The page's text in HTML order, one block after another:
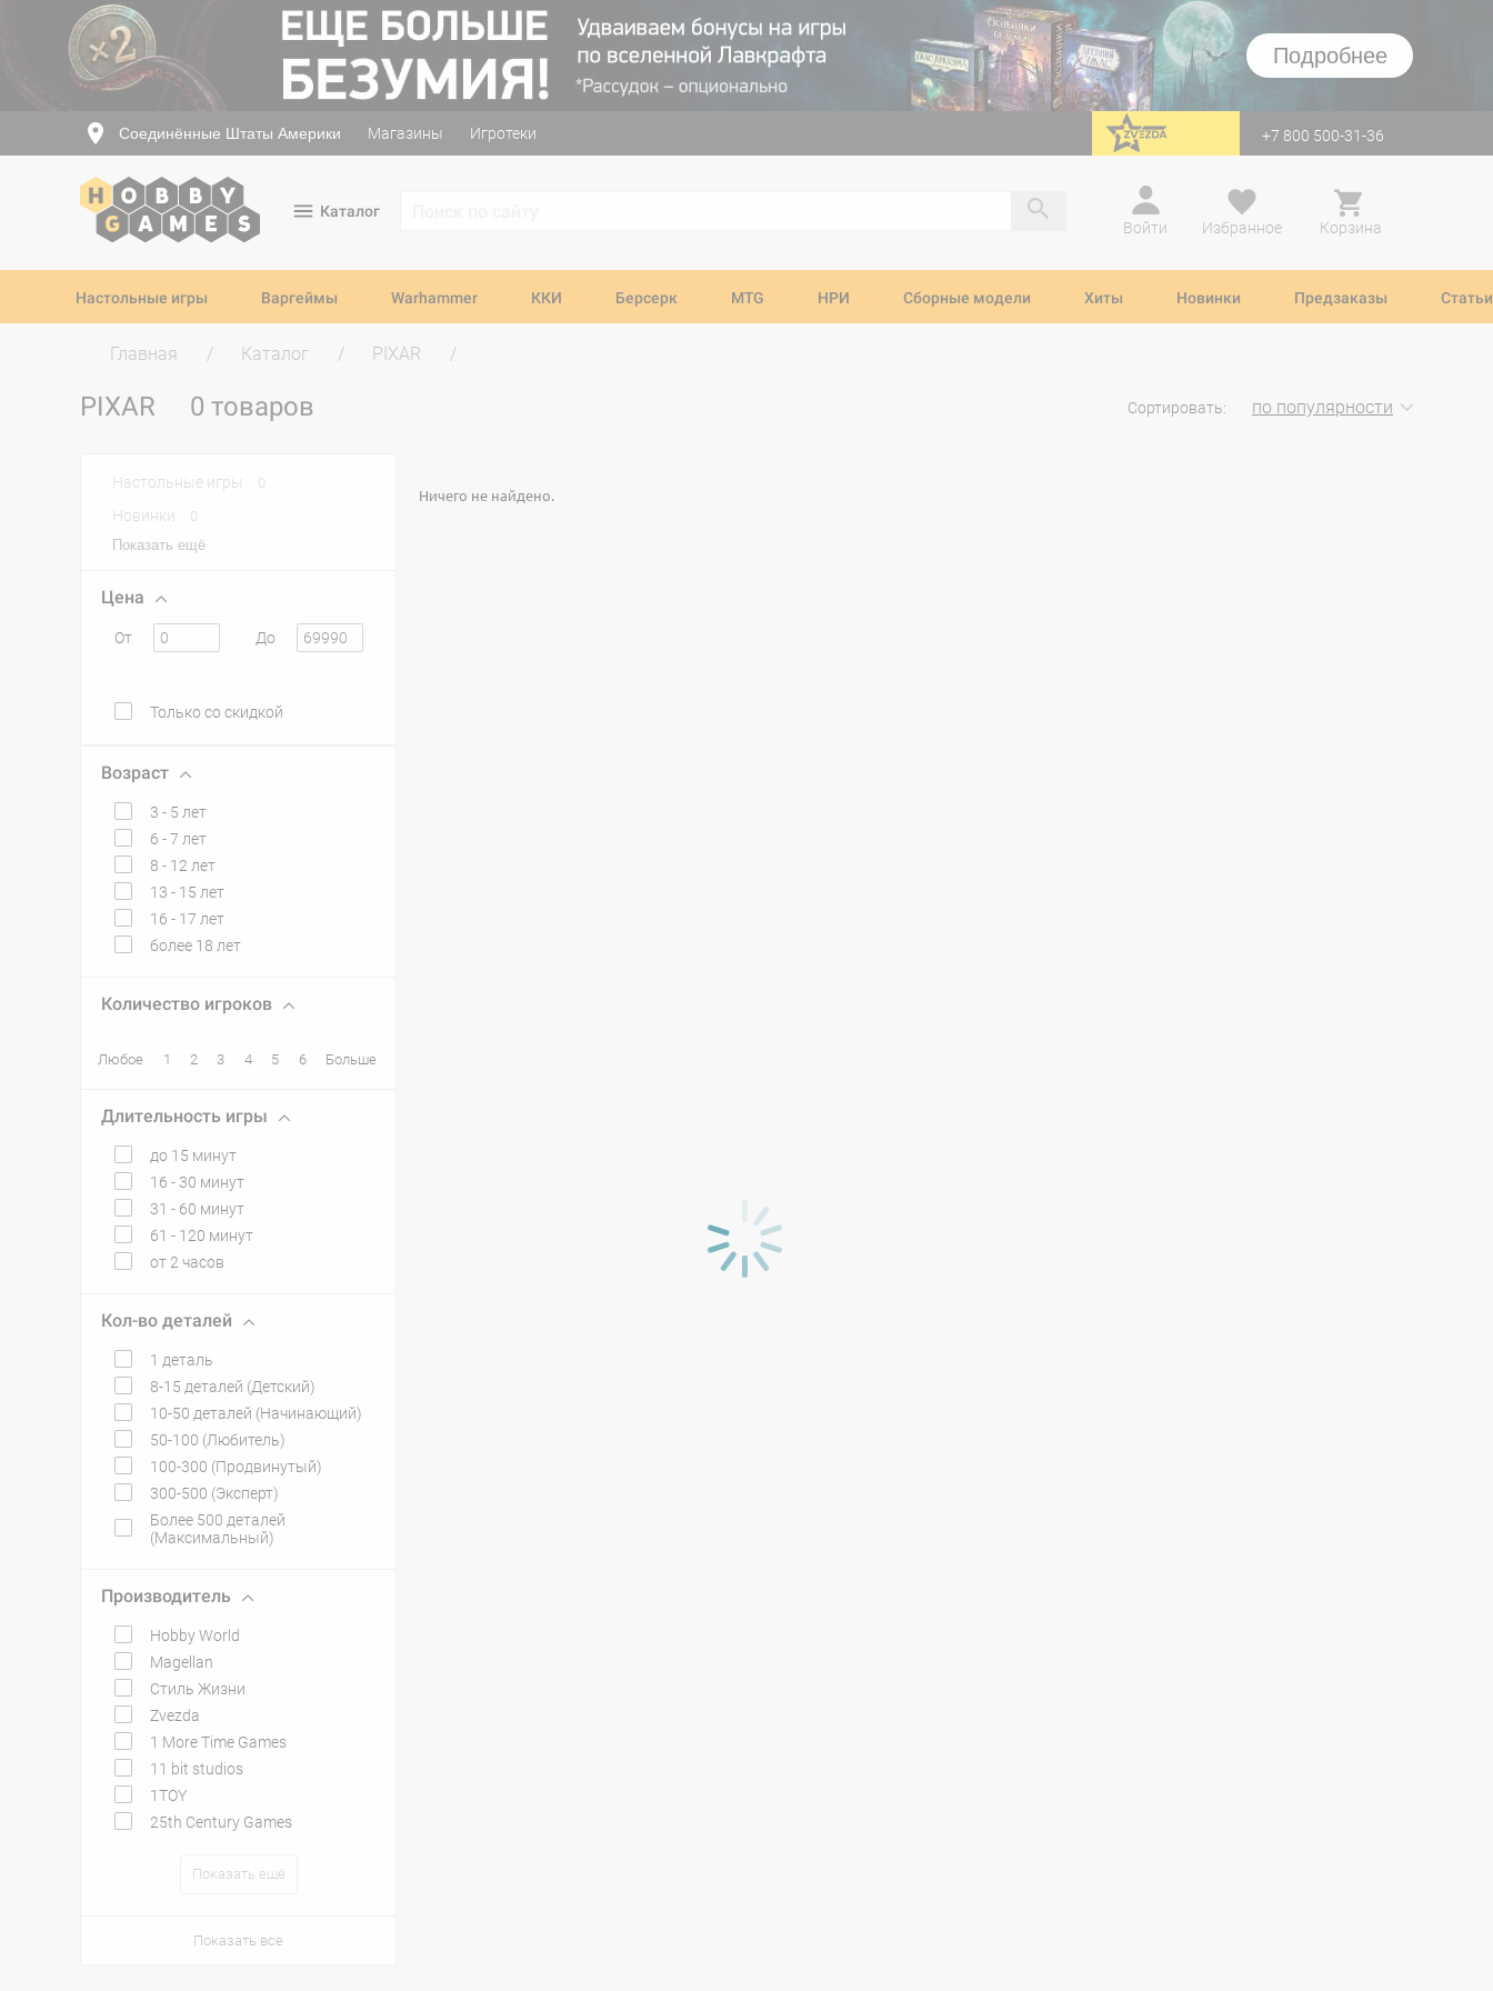
Подробнее
Соединённые Штаты Америки Магазины Игротеки перейти на Zvezda +7 800 500-31-36
Каталог
Войти
Избранное Корзина
Настольные игры Варгеймы Warhammer ККИ Берсерк MTG НРИ Сборные модели Хиты Новинки Предзаказы Статьи
Главная Каталог PIXAR
PIXAR 0 товаров Сортировать: по популярности
Настольные игры 0
Новинки
0
Показать ещё
Цена
От До
Только со скидкой
Возраст
3 - 5 лет
6 - 7 лет
8 - 12 лет
13 - 15 лет
16 - 17 лет
более 18 лет
Количество игроков
Любое 1 2 3 4 5 6 Больше
Длительность игры
до 15 минут
16 - 30 минут
31 - 60 минут
61 - 120 минут
от 2 часов
Кол-во деталей
1 деталь
8-15 деталей (Детский)
10-50 деталей (Начинающий)
50-100 (Любитель)
100-300 (Продвинутый)
300-500 (Эксперт)
Более 500 деталей
(Максимальный)
Производитель
Hobby World
Magellan
Стиль Жизни
Zvezda
1 More Time Games
11 bit studios
1TOY
25th Century Games
Показать ещё
Показать все
Ничего не найдено.